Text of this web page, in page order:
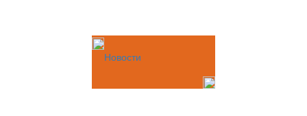
Новости